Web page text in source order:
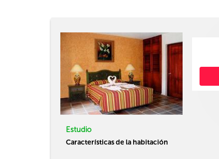
Estudio
Características de la habitación